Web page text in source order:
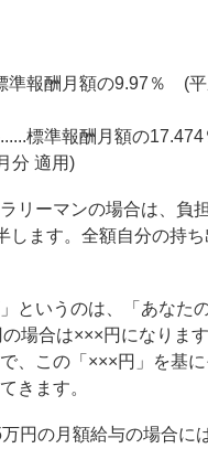
準報酬月額の9.97％ (
標準報酬月額の
分 適用)
リーマンの場合は、負
します。全額自分の持
」というのは、「あなた
合は×××円になります
、この「×××円」を基
きます。
円の月額給与の場合には